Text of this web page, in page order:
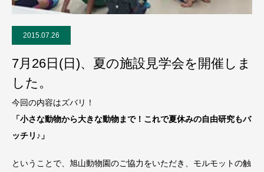
2015.07.26
7月26日(日)、夏の施設見学会を開催しま
した。
今回の内容はズバリ！
「小さな動物から大きな動物まで！これで夏休みの自由研究もバ
ッチリ♪」
ということで、旭山動物園のご協力をいただき、モルモットの触